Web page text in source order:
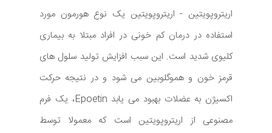
اریتروپویتین - اریتروپویتین یک نوع هورمون مورد
استفاده در درمان کم خونی در افراد مبتلا به بیماری
کلیوی شدید است. این سبب افزایش تولید سلول های
قرمز خون و هموگلوبین می شود و در نتیجه حرکت
اکسیژن به عضلات بهبود می یابد Epoetin، یک فرم
مصنوعی از اریتروپویتین است که معمولا توسط